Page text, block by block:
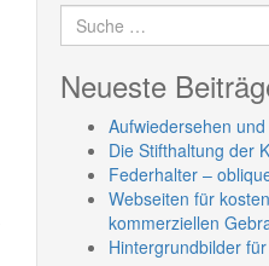
Neueste
Aufwiedersehen
Die Stifthaltung der
Federhalter –
Webseiten für
kommerziellen
Hintergrundbilder